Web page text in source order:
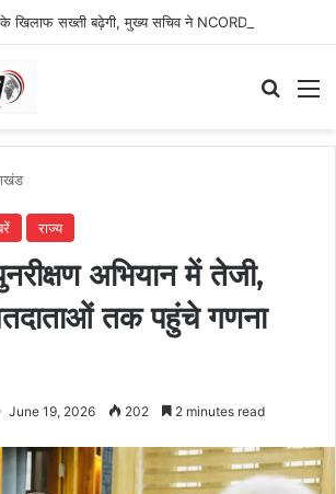
राज्य
अभियान में तेजी,
तक पहुंचे गणना
June 19, 2026 202 2 minutes read